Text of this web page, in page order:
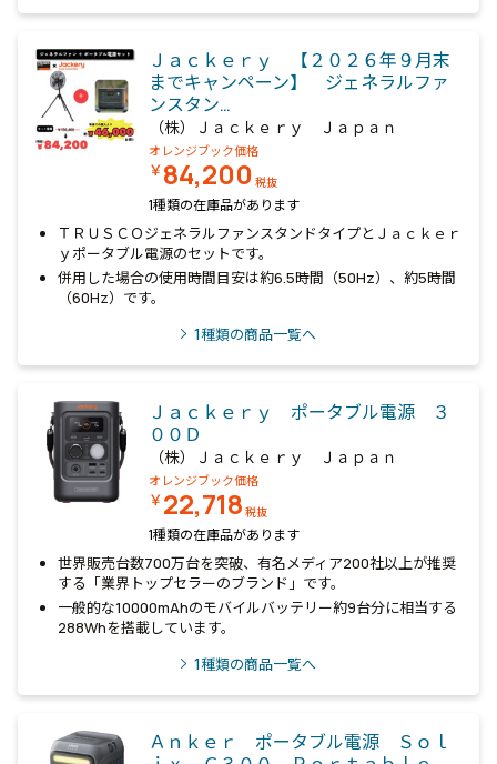
Ｊａｃｋｅｒｙ 【２０２６年９月末
までキャンペーン】 ジェネラルファ
ンスタン…
（株）Ｊａｃｋｅｒｙ Ｊａｐａｎ
オレンジブック価格
￥84,200 税抜
1種類の在庫品があります
ＴＲＵＳＣＯジェネラルファンスタンドタイプとＪａｃｋｅｒ
ｙポータブル電源のセットです。
併用した場合の使用時間目安は約6.5時間（50Hz）、約5時間
（60Hz）です。
1種類の商品一覧へ
Ｊａｃｋｅｒｙ ポータブル電源 ３
００Ｄ
（株）Ｊａｃｋｅｒｙ Ｊａｐａｎ
オレンジブック価格
￥22,718 税抜
1種類の在庫品があります
世界販売台数700万台を突破、有名メディア200社以上が推奨
する「業界トップセラーのブランド」です。
一般的な10000mAhのモバイルバッテリー約9台分に相当する
288Whを搭載しています。
1種類の商品一覧へ
Ａｎｋｅｒ ポータブル電源 Ｓｏｌ